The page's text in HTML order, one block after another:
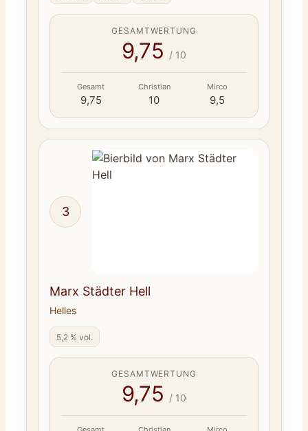
GESAMTWERTUNG
9,75 / 10
Gesamt
9,75
Christian
10
Mirco
9,5
3
Marx Städter Hell
Helles
5,2 % vol.
GESAMTWERTUNG
9,75 / 10